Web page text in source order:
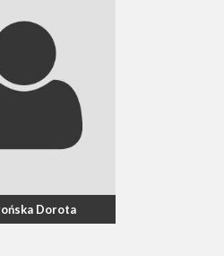
Dorota